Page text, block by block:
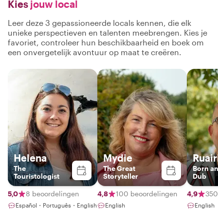
Kies jouw local
Leer deze 3 gepassioneerde locals kennen, die elk
unieke perspectieven en talenten meebrengen. Kies je
favoriet, controleer hun beschikbaarheid en boek om
een onvergetelijk avontuur op maat te creëren.
Helena
The
Touristologist
5,0 8 beoordelingen
Español・Português・English
Mydie
The Great
Storyteller
4,8 100 beoordelingen
English
Born
Dub
4,9
English